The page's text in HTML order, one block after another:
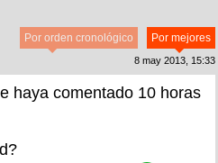
Por mejores
Por orden cronológico
8 may 2013, 15:33
haya comentado 10 horas